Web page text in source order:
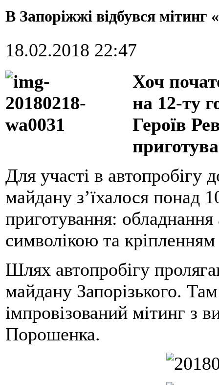
В Запоріжжі відбувся мітинг
18.02.2018 22:47
Хоч
на 12-ту
Героїв
Для участі в автопробігу
майдану з’їхалося понад
приготування: обладнання
символікою та
Шлях автопробігу
майдану Запорізького.
імпровізований мітинг з
Порошенка.